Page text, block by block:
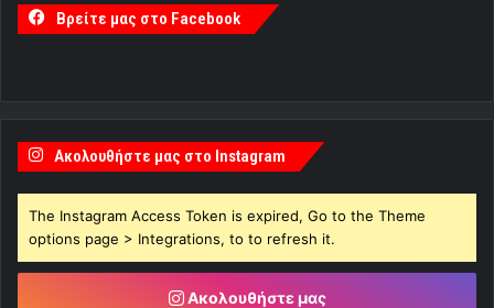
Βρείτε μας στο Facebook
Ακολουθήστε μας στο Instagram
The Instagram Access Token is expired, Go to the Theme
options page > Integrations, to to refresh it.
Ακολουθήστε μας